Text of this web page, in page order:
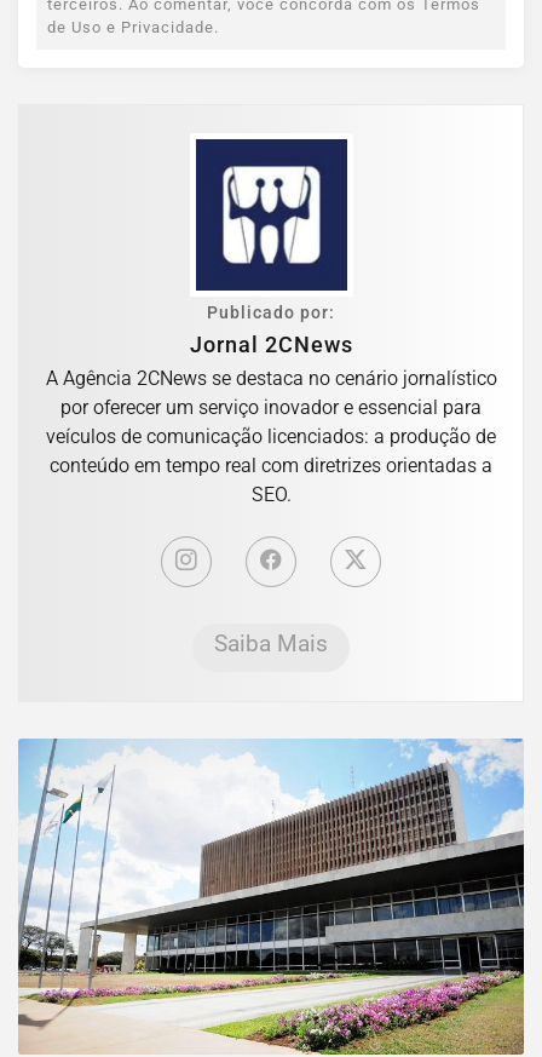
terceiros. Ao comentar, você concorda com os Termos
de Uso e Privacidade.
Publicado por:
Jornal 2CNews
A Agência 2CNews se destaca no cenário jornalístico
por oferecer um serviço inovador e essencial para
veículos de comunicação licenciados: a produção de
conteúdo em tempo real com diretrizes orientadas a
SEO.
Saiba Mais